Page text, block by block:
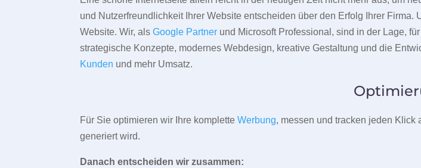
und Nutzerfreundlichkeit Ihrer Website entscheiden über den Erfolg Ihrer
Website. Wir, alsGoogle Partner und Microsoft Professional, sind in der Lage,
strategische Konzepte, modernes Webdesign, kreative Gestaltung und die
Kunden und mehr Umsatz.
Für Sie optimieren wir Ihre kompletteWerbung, messen und tracken jeden Klick
generiert wird.
Danach entscheiden wir zusammen: